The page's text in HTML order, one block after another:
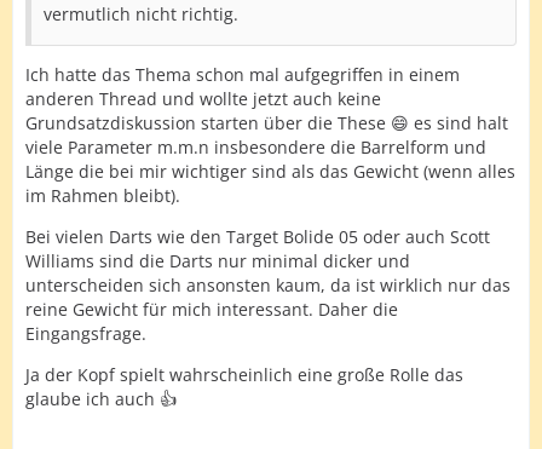
vermutlich nicht richtig.
Ich hatte das Thema schon mal aufgegriffen in einem
anderen Thread und wollte jetzt auch keine
Grundsatzdiskussion starten über die These 😄 es sind halt
viele Parameter m.m.n insbesondere die Barrelform und
Länge die bei mir wichtiger sind als das Gewicht (wenn alles
im Rahmen bleibt).
Bei vielen Darts wie den Target Bolide 05 oder auch Scott
Williams sind die Darts nur minimal dicker und
unterscheiden sich ansonsten kaum, da ist wirklich nur das
reine Gewicht für mich interessant. Daher die
Eingangsfrage.
Ja der Kopf spielt wahrscheinlich eine große Rolle das
glaube ich auch 👍